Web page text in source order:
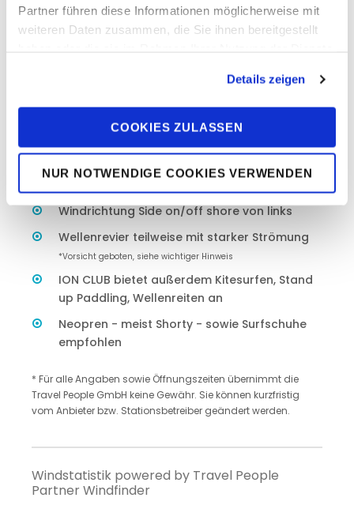
Partner führen diese Informationen möglicherweise mit
weiteren Daten zusammen, die Sie ihnen bereitgestellt
Cookies, wenn Sie unsere Webseite weiterhin nutzen.
Details zeigen
COOKIES ZULASSEN
NUR NOTWENDIGE COOKIES VERWENDEN
ION CLUB Center ganzjährig und täglich
geöffnet
Fanatic Boards und Duotone Riggs
Semiprivatkurse
Beste Windzeit Juni bis November
durchschnittliche Windstärke meist 4-6 Bft, teilweise 7 Bft
Windrichtung Side on/off shore von links
Wellenrevier teilweise mit starker Strömung
*Vorsicht geboten, siehe wichtiger Hinweis
ION CLUB bietet außerdem Kitesurfen, Stand
up Paddling, Wellenreiten an
Neopren - meist Shorty - sowie Surfschuhe
empfohlen
* Für alle Angaben sowie Öffnungszeiten übernimmt die
Travel People GmbH keine Gewähr. Sie können kurzfristig
vom Anbieter bzw. Stationsbetreiber geändert werden.
Windstatistik powered by Travel People
Partner Windfinder